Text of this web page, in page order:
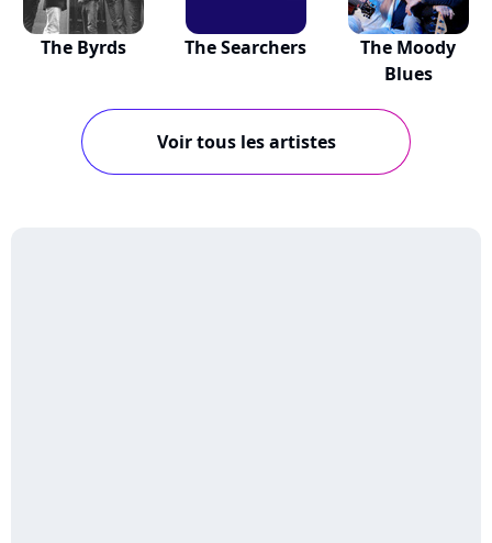
The Byrds The Searchers
The Moody
Blues
Voir tous les artistes